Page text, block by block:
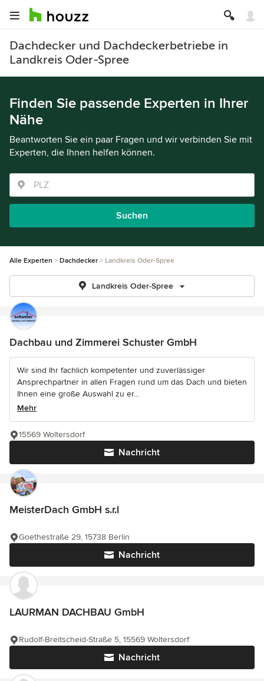
Dachdecker und Dachdeckerbetriebe in
Landkreis Oder-Spree
Finden Sie passende Experten in Ihrer
Nähe
Beantworten Sie ein paar Fragen und wir verbinden Sie mit
Experten, die Ihnen helfen können.
Suchen
Alle Experten Dachdecker Landkreis Oder-Spree
Landkreis Oder-Spree
Dachbau und Zimmerei Schuster GmbH
Wir sind Ihr fachlich kompetenter und zuverlässiger
Ansprechpartner in allen Fragen rund um das Dach und bieten
Ihnen eine große Auswahl zu er...
Mehr
Nachricht
15569 Woltersdorf
MeisterDach GmbH s.r.l
Nachricht
Goethestraße 29, 15738 Berlin
LAURMAN DACHBAU GmbH
Nachricht
Rudolf-Breitscheid-Straße 5, 15569 Woltersdorf